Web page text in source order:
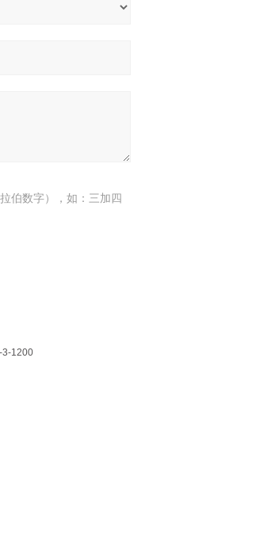
伯数字），如：三加四
3-1200